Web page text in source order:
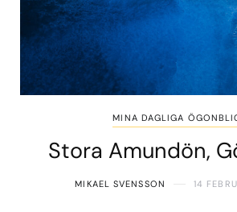
MINA DAGLIGA
Stora Amundön,
MIKAEL SVENSSON 14